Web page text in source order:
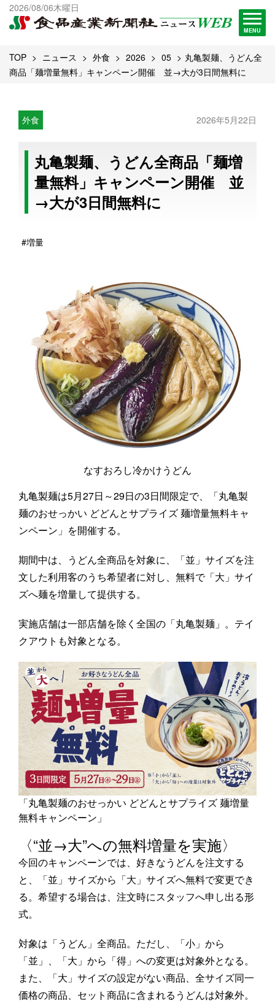
2026/08/06木曜日
MENU
出版物一覧へ
試読・購読申し込み
TOP ニュース 外食 2026 05
丸亀製麺、うどん全
商品「麺増量無料」キャンペーン開催 並→大が3日間無料に
外食 2026年5月22日
丸亀製麺、うどん全商品「麺増
量無料」キャンペーン開催 並
→大が3日間無料に
#増量
なすおろし冷かけうどん
丸亀製麺は5月27日～29日の3日間限定で、「丸亀製
麺のおせっかい どどんとサプライズ 麺増量無料キャ
ンペーン」を開催する。
期間中は、うどん全商品を対象に、「並」サイズを注
文した利用客のうち希望者に対し、無料で「大」サイ
ズへ麺を増量して提供する。
実施店舗は一部店舗を除く全国の「丸亀製麺」。テイ
クアウトも対象となる。
「丸亀製麺のおせっかい どどんとサプライズ 麺増量
無料キャンペーン」
〈“並→大”への無料増量を実施〉
今回のキャンペーンでは、好きなうどんを注文する
と、「並」サイズから「大」サイズへ無料で変更でき
る。希望する場合は、注文時にスタッフへ申し出る形
式。
対象は「うどん」全商品。ただし、「小」から
「並」、「大」から「得」への変更は対象外となる。
また、「大」サイズの設定がない商品、全サイズ同一
価格の商品、セット商品に含まれるうどんは対象外。